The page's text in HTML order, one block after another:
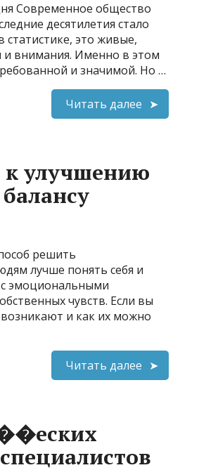
Современное общество
десятилетия стало
это живые,
и внимания. Именно в этом
и значимой. Но …
Читать далее
улучшению
решить
лучше понять себя и
эмоциональными
чувств. Если вы
и как их можно
Читать далее